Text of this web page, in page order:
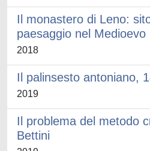
Il monastero di Leno:
paesaggio nel Medioevo
2018
Il palinsesto antoniano,
2019
Il problema del metodo
Bettini